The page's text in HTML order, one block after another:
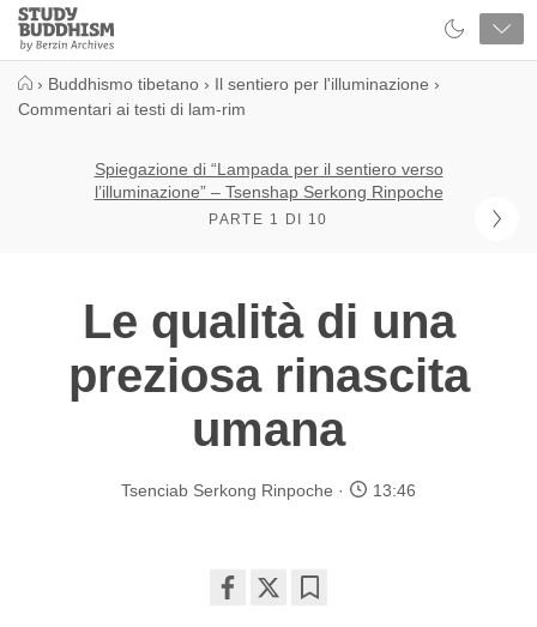
Close
Study
Buddhism
› Buddhismo tibetano › Il sentiero per l'illuminazione ›
Commentari ai testi di lam-rim
Spiegazione di “Lampada per il sentiero verso
l’illuminazione” – Tsenshap Serkong Rinpoche
PARTE 1 DI 10
Le qualità di una
preziosa rinascita
umana
Tsenciab Serkong Rinpoche 13:46